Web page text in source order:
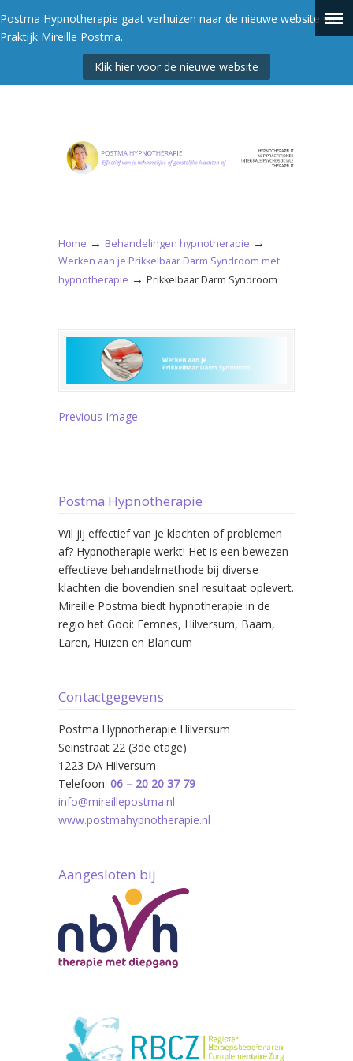
Postma Hypnotherapie gaat verhuizen naar de nieuwe website van
Praktijk Mireille Postma.
Klik hier voor de nieuwe website
Home → Behandelingen hypnotherapie →
Werken aan je Prikkelbaar Darm Syndroom met
hypnotherapie → Prikkelbaar Darm Syndroom
Previous Image
Postma Hypnotherapie
Wil jij effectief van je klachten of problemen
af? Hypnotherapie werkt! Het is een bewezen
effectieve behandelmethode bij diverse
klachten die bovendien snel resultaat oplevert.
Mireille Postma biedt hypnotherapie in de
regio het Gooi: Eemnes, Hilversum, Baarn,
Laren, Huizen en Blaricum
Contactgegevens
Postma Hypnotherapie Hilversum
Seinstraat 22 (3de etage)
1223 DA Hilversum
Telefoon: 06 – 20 20 37 79
info@mireillepostma.nl
www.postmahypnotherapie.nl
Aangesloten bij